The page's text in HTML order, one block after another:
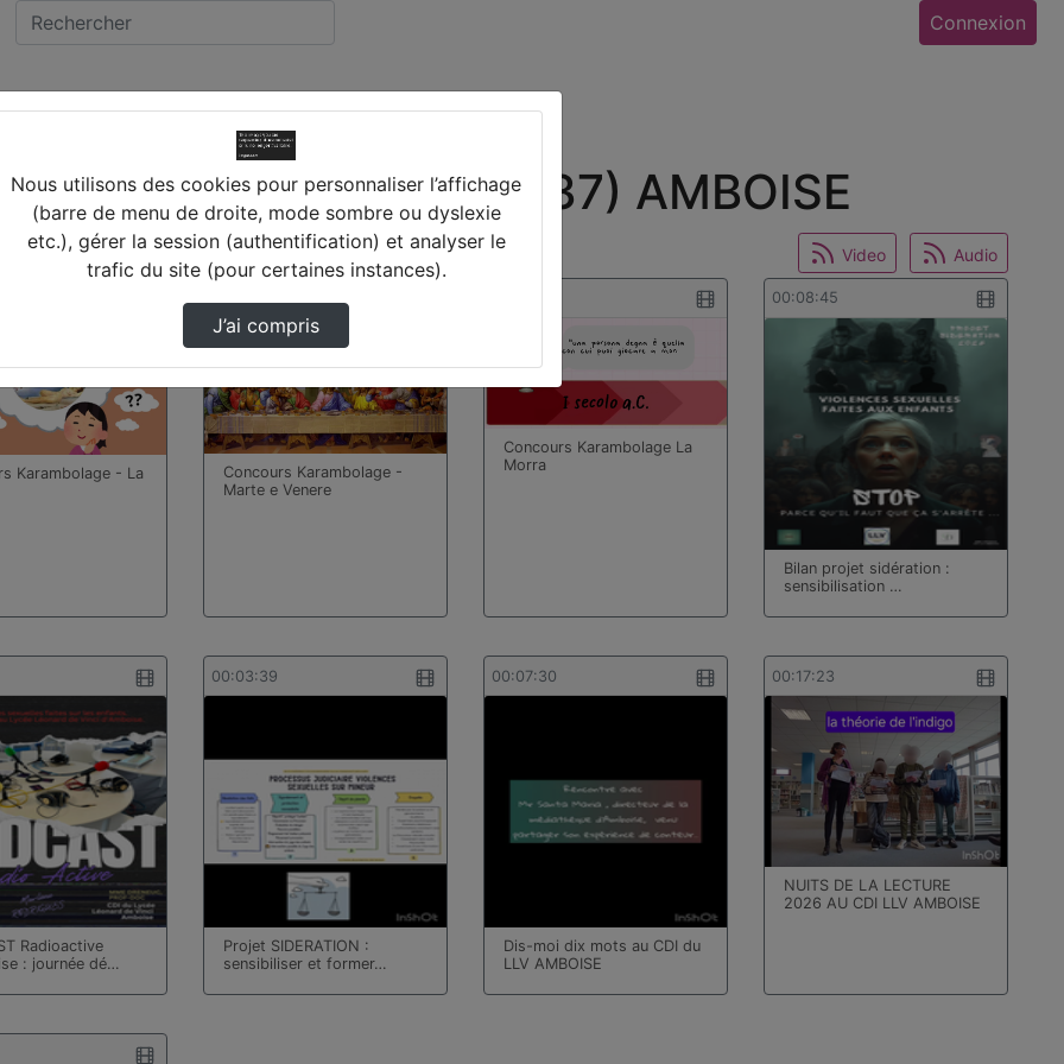
Connexion
LEONARD DE VINCI (37) AMBOISE
Video Audio
trouvées
Karambolage - La
Concours Karambolage -
Marte e Venere
Concours Karambolage La
Morra
00:08:45
Bilan projet sidération :
sensibilisation …
Radioactive
: journée dé…
00:03:39
Projet SIDERATION :
sensibiliser et former…
00:07:30
Dis-moi dix mots au CDI du
LLV AMBOISE
00:17:23
NUITS DE LA LECTURE
2026 AU CDI LLV AMBOISE
Nous utilisons des cookies pour personnaliser l’affichage
(barre de menu de droite, mode sombre ou dyslexie
etc.), gérer la session (authentification) et analyser le
trafic du site (pour certaines instances).
J’ai compris